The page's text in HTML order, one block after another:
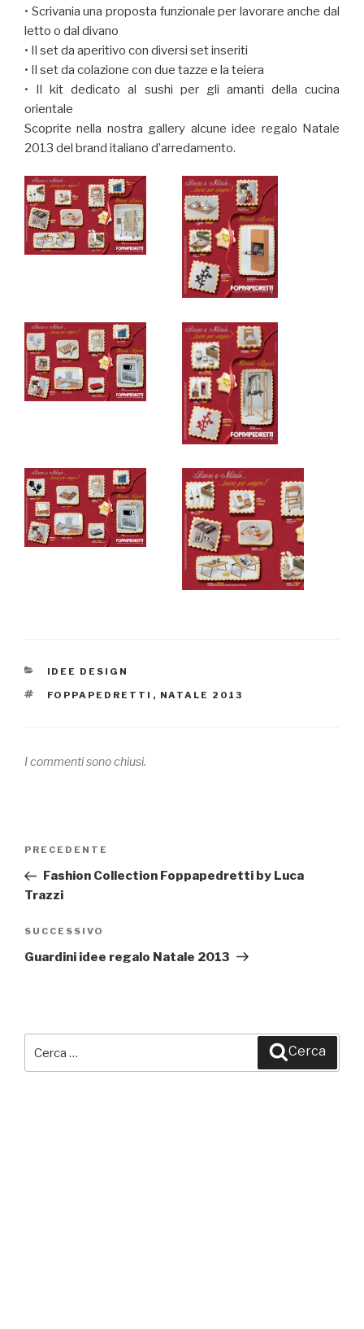
• Scrivania una proposta funzionale per lavorare anche dal
letto o dal divano
• Il set da aperitivo con diversi set inseriti
• Il set da colazione con due tazze e la teiera
• Il kit dedicato al sushi per gli amanti della cucina
orientale
Scoprite nella nostra gallery alcune idee regalo Natale
2013 del brand italiano d’arredamento.
CATEGORIE
IDEE DESIGN
TAG
FOPPAPEDRETTI , NATALE 2013
I commenti sono chiusi.
Navigazione
Articolo
precedente:
PRECEDENTE
Fashion Collection Foppapedretti by Luca
Trazzi
Articolo
successivo
SUCCESSIVO
Guardini idee regalo Natale 2013
Cerca